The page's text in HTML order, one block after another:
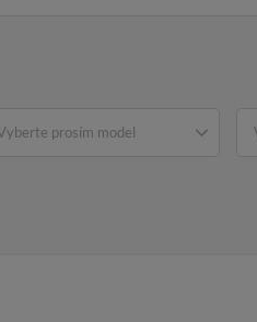
prosím model